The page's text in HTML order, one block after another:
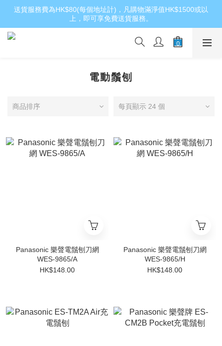
送貨服務費為HK$80(每個地址計)，凡購物滿淨值HK$1500或以
上，即可享免費送貨服務。
電動鬚刨
商品排序 每頁顯示 24 個
Panasonic 樂聲電鬚刨刀網
WES-9865/A
HK$148.00
Panasonic 樂聲電鬚刨刀網
WES-9865/H
HK$148.00